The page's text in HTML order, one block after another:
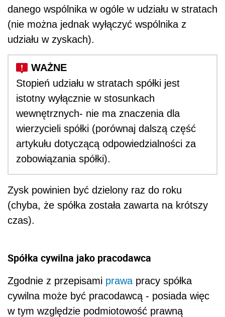
danego wspólnika w ogóle w udziału w stratach
(nie można jednak wyłączyć wspólnika z
udziału w zyskach).
Stopień udziału w stratach spółki jest
istotny wyłącznie w stosunkach
wewnętrznych- nie ma znaczenia dla
wierzycieli spółki (porównaj dalszą część
artykułu dotyczącą odpowiedzialności za
zobowiązania spółki).
Zysk powinien być dzielony raz do roku
(chyba, że spółka została zawarta na krótszy
czas).
Spółka cywilna jako pracodawca
Zgodnie z przepisami prawa pracy spółka
cywilna może być pracodawcą - posiada więc
w tym względzie podmiotowość prawną